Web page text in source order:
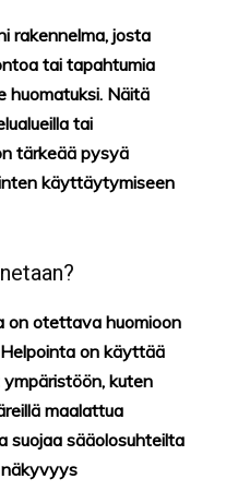
rakennelma, josta
tai tapahtumia
huomatuksi. Näitä
tai
tärkeää pysyä
käyttäytymiseen
on otettava huomioon
on käyttää
kuten
maalattua
suojaa sääolosuhteilta